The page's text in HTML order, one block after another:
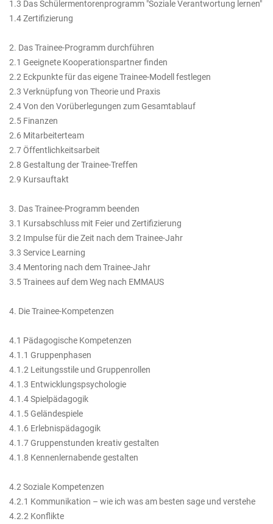
1.3 Das Schülermentorenprogramm "Soziale Verantwortung lernen"
1.4 Zertifizierung
2. Das Trainee-Programm durchführen
2.1 Geeignete Kooperationspartner finden
2.2 Eckpunkte für das eigene Trainee-Modell festlegen
2.3 Verknüpfung von Theorie und Praxis
2.4 Von den Vorüberlegungen zum Gesamtablauf
2.5 Finanzen
2.6 Mitarbeiterteam
2.7 Öffentlichkeitsarbeit
2.8 Gestaltung der Trainee-Treffen
2.9 Kursauftakt
3. Das Trainee-Programm beenden
3.1 Kursabschluss mit Feier und Zertifizierung
3.2 Impulse für die Zeit nach dem Trainee-Jahr
3.3 Service Learning
3.4 Mentoring nach dem Trainee-Jahr
3.5 Trainees auf dem Weg nach EMMAUS
4. Die Trainee-Kompetenzen
4.1 Pädagogische Kompetenzen
4.1.1 Gruppenphasen
4.1.2 Leitungsstile und Gruppenrollen
4.1.3 Entwicklungspsychologie
4.1.4 Spielpädagogik
4.1.5 Geländespiele
4.1.6 Erlebnispädagogik
4.1.7 Gruppenstunden kreativ gestalten
4.1.8 Kennenlernabende gestalten
4.2 Soziale Kompetenzen
4.2.1 Kommunikation – wie ich was am besten sage und verstehe
4.2.2 Konflikte